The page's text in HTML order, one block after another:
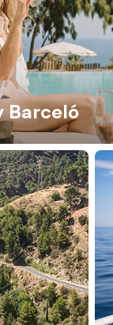
Barceló